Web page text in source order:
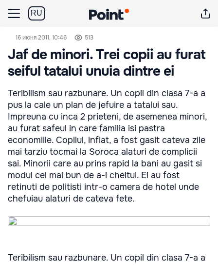
RU
16 июня 2011, 10:46 513
Jaf de minori. Trei copii au furat
seiful tatalui unuia dintre ei
Teribilism sau razbunare. Un copil din clasa 7-a a
pus la cale un plan de jefuire a tatalui sau.
Impreuna cu inca 2 prieteni, de asemenea minori,
au furat safeul in care familia isi pastra
economiile. Copilul, infiat, a fost gasit cateva zile
mai tarziu tocmai la Soroca alaturi de complicii
sai. Minorii care au prins rapid la bani au gasit si
modul cel mai bun de a-i cheltui. Ei au fost
retinuti de politisti intr-o camera de hotel unde
chefuiau alaturi de cateva fete.
Teribilism sau razbunare. Un copil din clasa 7-a a